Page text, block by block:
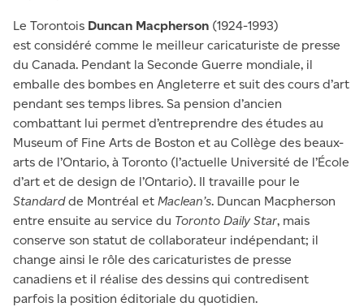
Le Torontois Duncan Macpherson (1924-1993)
est considéré comme le meilleur caricaturiste de presse
du Canada. Pendant la Seconde Guerre mondiale, il
emballe des bombes en Angleterre et suit des cours d’art
pendant ses temps libres. Sa pension d’ancien
combattant lui permet d’entreprendre des études au
Museum of Fine Arts de Boston et au Collège des beaux-
arts de l’Ontario, à Toronto (l’actuelle Université de l’École
d’art et de design de l’Ontario). Il travaille pour le
Standardde Montréal et Maclean’s. Duncan Macpherson
entre ensuite au service du Toronto Daily Star, mais
conserve son statut de collaborateur indépendant; il
change ainsi le rôle des caricaturistes de presse
canadiens et il réalise des dessins qui contredisent
parfois la position éditoriale du quotidien.